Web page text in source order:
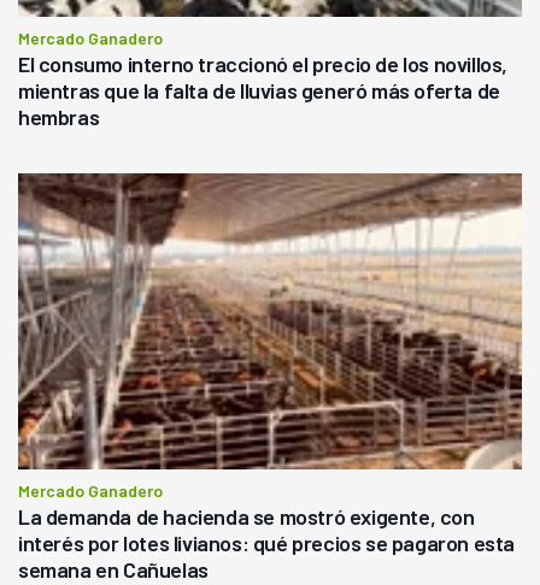
Mercado Ganadero
El consumo interno traccionó el precio de los novillos,
mientras que la falta de lluvias generó más oferta de
hembras
Mercado Ganadero
La demanda de hacienda se mostró exigente, con
interés por lotes livianos: qué precios se pagaron esta
semana en Cañuelas